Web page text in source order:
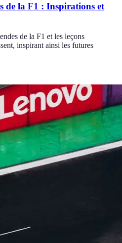
de la F1 : Inspirations et
de la F1 et les leçons
inspirant ainsi les futures